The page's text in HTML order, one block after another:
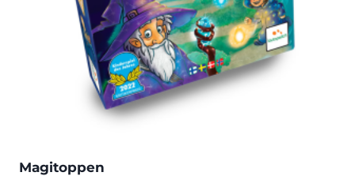
Magitoppen